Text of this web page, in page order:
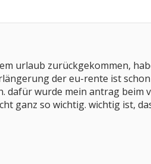
urlaub zurückgekommen,
der eu-rente ist
dafür wurde mein antrag beim
ganz so wichtig. wichtig ist,